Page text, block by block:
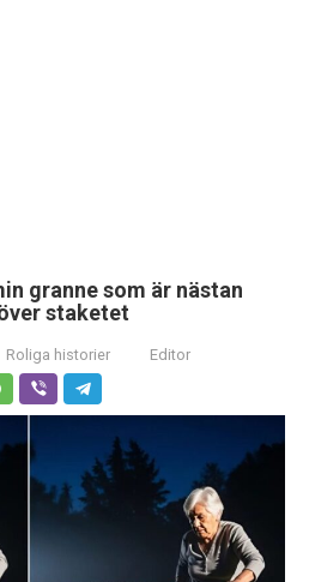
granne som är nästan
staketet
Roliga historier Editor